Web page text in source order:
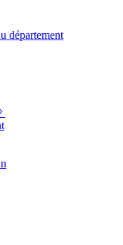
département